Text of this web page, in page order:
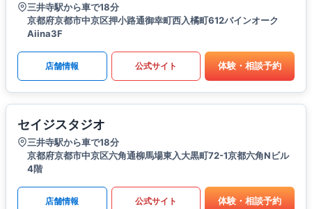
三井寺駅から車で18分
京都府京都市中京区押小路通御幸町西入橘町612バインオーク
Aiina3F
店舗情報 公式サイト 体験・相談予約
セイジスタジオ
三井寺駅から車で18分
京都府京都市中京区六角通柳馬場東入大黒町72-1京都六角Nビル
4階
店舗情報 公式サイト 体験・相談予約